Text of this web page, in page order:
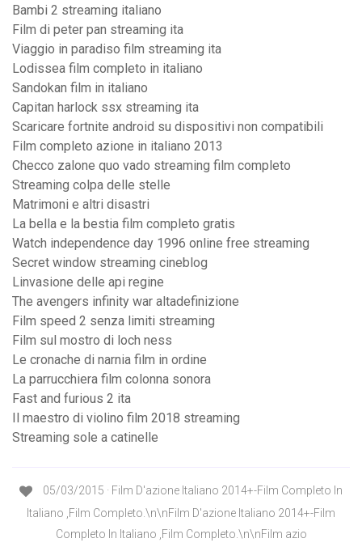
Bambi 2 streaming italiano
Film di peter pan streaming ita
Viaggio in paradiso film streaming ita
Lodissea film completo in italiano
Sandokan film in italiano
Capitan harlock ssx streaming ita
Scaricare fortnite android su dispositivi non compatibili
Film completo azione in italiano 2013
Checco zalone quo vado streaming film completo
Streaming colpa delle stelle
Matrimoni e altri disastri
La bella e la bestia film completo gratis
Watch independence day 1996 online free streaming
Secret window streaming cineblog
Linvasione delle api regine
The avengers infinity war altadefinizione
Film speed 2 senza limiti streaming
Film sul mostro di loch ness
Le cronache di narnia film in ordine
La parrucchiera film colonna sonora
Fast and furious 2 ita
Il maestro di violino film 2018 streaming
Streaming sole a catinelle
05/03/2015 · Film D'azione Italiano 2014+-Film Completo In
Italiano ,Film Completo.\n\nFilm D'azione Italiano 2014+-Film
Completo In Italiano ,Film Completo.\n\nFilm azio